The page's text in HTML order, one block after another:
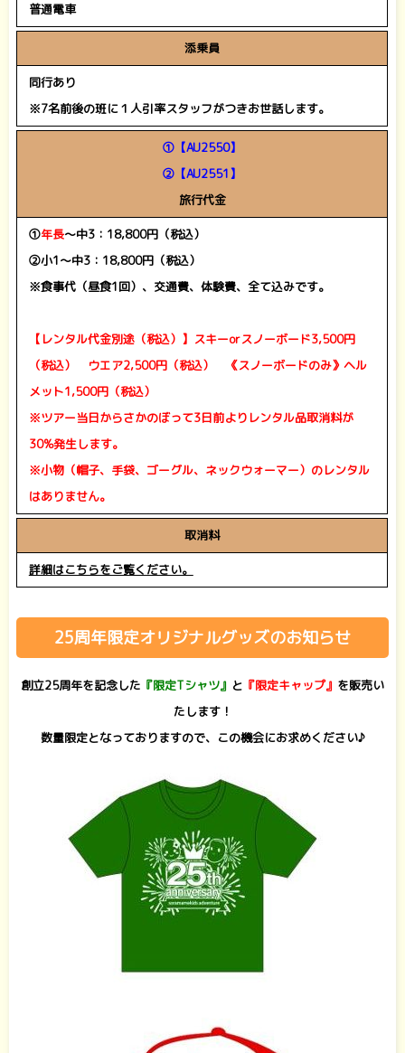
普通電車
添乗員
同行あり
※7名前後の班に１人引率スタッフがつきお世話します。
①【AU2550】
②【AU2551】
旅行代金
①年長～中3：18,800円（税込）
②小1～中3：18,800円（税込）
※食事代（昼食1回）、交通費、体験費、全て込みです。
【レンタル代金別途（税込）】スキーorスノーボード3,500円
（税込） ウエア2,500円（税込） 《スノーボードのみ》ヘル
メット1,500円（税込）
※ツアー当日からさかのぼって3日前よりレンタル品取消料が
30%発生します。
※小物（帽子、手袋、ゴーグル、ネックウォーマー）のレンタル
はありません。
取消料
詳細はこちらをご覧ください。
25周年限定オリジナルグッズのお知らせ
創立25周年を記念した 『限定Tシャツ』 と 『限定キャップ』 を販売い
たします！
数量限定となっておりますので、この機会にお求めください♪